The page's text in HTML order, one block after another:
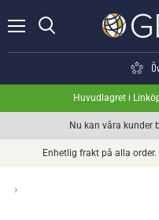
Huvudlagret i
Nu kan våra kunder
Enhetlig frakt på alla
›